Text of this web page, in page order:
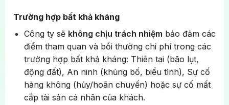
Nghỉ đêm tại Lille
Quý khách sẽ được ngắm nhìn những di sản văn
hóa thế giới được UNESCO công nhận tại Paris trên
chuyến du thuyềnBateaux Parisiens, tận hưởng
vẻ đẹp thơ mộng của những địa điểm nổi bật bên 2
bờ sông Seine – nguồn cảm hứng bất tận của biết
bao thi sĩ và họa sĩ.(Đã bao gồm vé thuyền)
Buổi chiều, Quý khách dùng cơm tối tại nhà hàng
Trường hợp bất khả kháng
Công ty sẽ không chịu trách nhiệm bảo đảm các
điểm tham quan và bồi thường chi phí trong các
trường hợp bất khả kháng: Thiên tai (bão lụt,
động đất), An ninh (khủng bố, biểu tình), Sự cố
hàng không (hủy/hoãn chuyến) hoặc sự cố mất
cắp tài sản cá nhân của khách.